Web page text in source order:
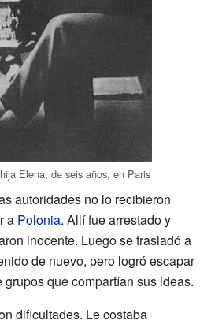
Elena, de seis años, en Paris
autoridades no lo recibieron
a Polonia. Allí fue arrestado y
inocente. Luego se trasladó a
de nuevo, pero logró escapar
grupos que compartían sus ideas.
dificultades. Le costaba